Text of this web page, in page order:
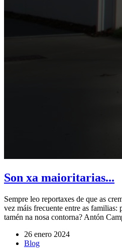
Son xa maioritarias...
Sempre leo reportaxes de que as
vez máis frecuente entre as familias:
tamén na nosa contorna? Antón
26 enero 2024
Blog